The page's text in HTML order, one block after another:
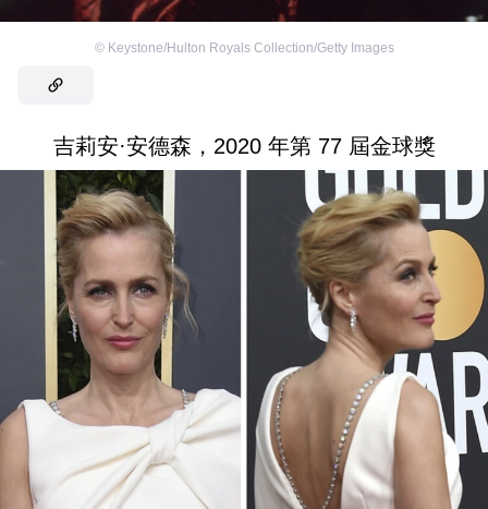
© Keystone/Hulton Royals Collection/Getty Images
吉莉安·安德森，2020 年第 77 屆金球獎